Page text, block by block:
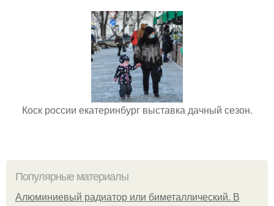
Коск россии екатеринбург выставка дачный сезон.
Популярные материалы
Алюминиевый радиатор или биметаллический. В